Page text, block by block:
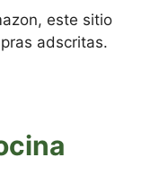
este sitio
adscritas.